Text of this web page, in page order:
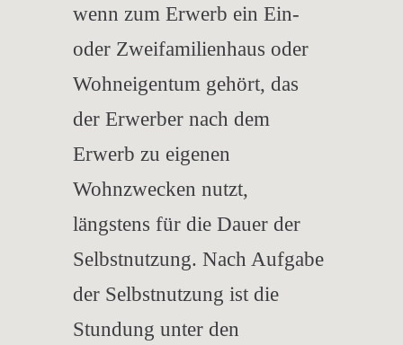
wenn zum Erwerb ein Ein-
oder Zweifamilienhaus oder
Wohneigentum gehört, das
der Erwerber nach dem
Erwerb zu eigenen
Wohnzwecken nutzt,
längstens für die Dauer der
Selbstnutzung. Nach Aufgabe
der Selbstnutzung ist die
Stundung unter den